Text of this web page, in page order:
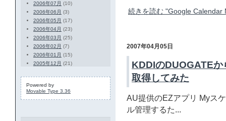
続きを読む "Google Calendar
2007年04月05日
KDDIのDUOGATE
取得してみた
AU提供のEZアプリ Myス
ル管理するた...
2006年07月 (10)
2006年06月 (3)
2006年05月 (17)
2006年04月 (23)
2006年03月 (25)
2006年02月 (7)
2006年01月 (15)
2005年12月 (21)
Powered by
Movable Type 3.36